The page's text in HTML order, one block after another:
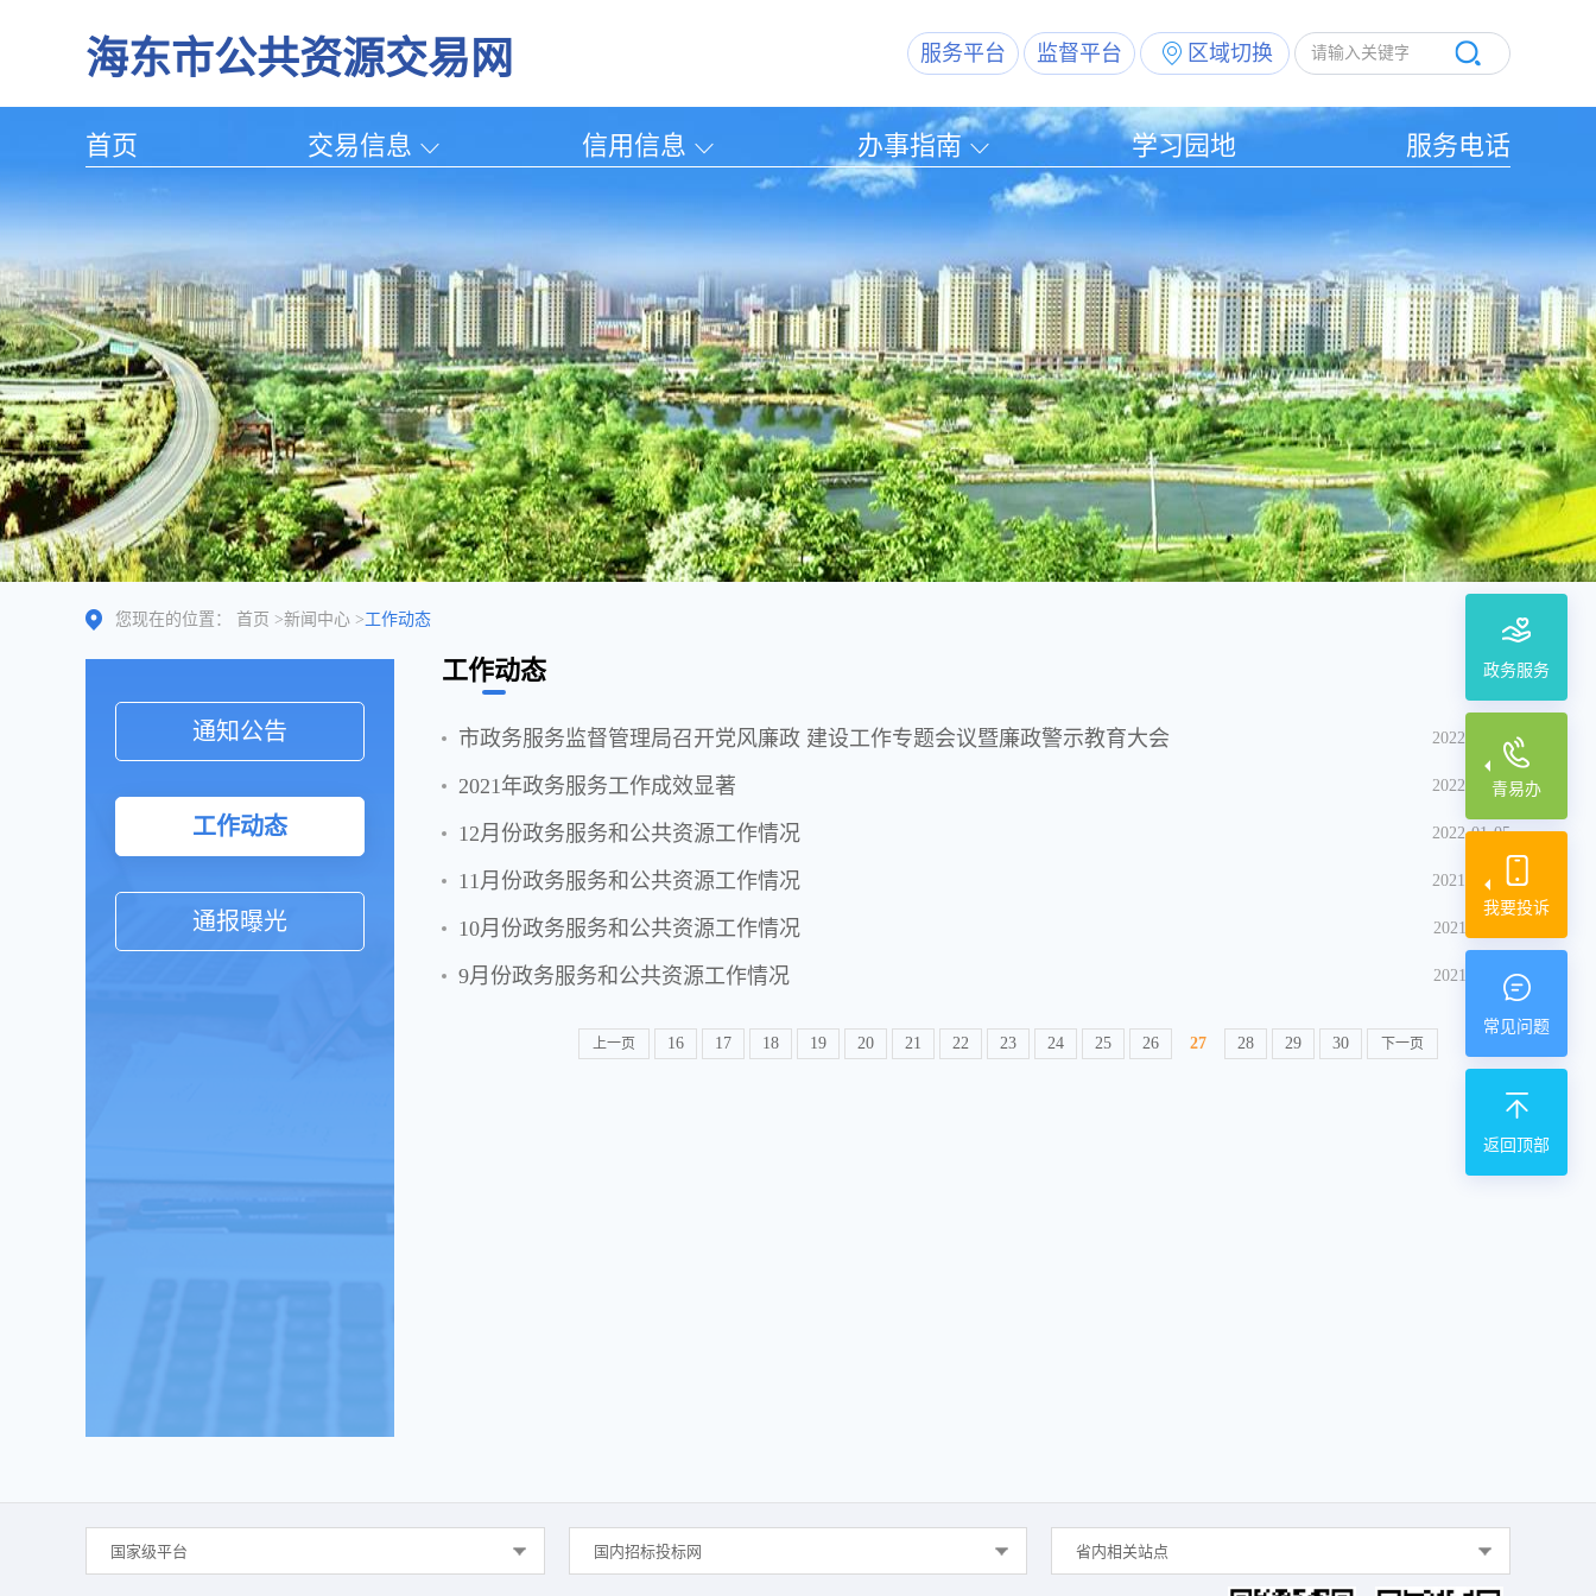
海东市公共资源交易网 服务平台 监督平台 区域切换
首页 交易信息 信用信息 办事指南 学习园地 服务电话
政务服务
青易办
我要投诉
常见问题
返回顶部
您现在的位置： 首页 >新闻中心 >工作动态
通知公告
工作动态
通报曝光
工作动态
市政务服务监督管理局召开党风廉政 建设工作专题会议暨廉政警示教育大会 2022-01-07
2021年政务服务工作成效显著 2022-01-06
12月份政务服务和公共资源工作情况 2022-01-05
11月份政务服务和公共资源工作情况 2021-12-02
10月份政务服务和公共资源工作情况 2021-11-04
9月份政务服务和公共资源工作情况 2021-10-11
上一页 16 17 18 19 20 21 22 23 24 25 26 27 28 29 30 下一页
国家级平台 国内招标投标网 省内相关站点